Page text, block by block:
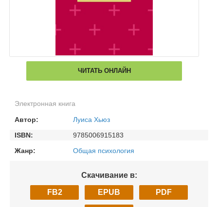
ЧИТАТЬ ОНЛАЙН
Электронная книга
Автор:
Луиса Хьюз
ISBN:
9785006915183
Жанр:
Общая психология
Скачивание в:
FB2 EPUB PDF